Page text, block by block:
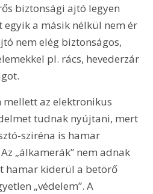
biztonsági ajtó legyen
a másik nélkül nem ér
nem elég biztonságos,
pl. rács, hevederzár
mellett az elektronikus
tudnak nyújtani, mert
sziréna is hamar
„álkamerák” nem adnak
hamar kiderül a betörő
„védelem”. A